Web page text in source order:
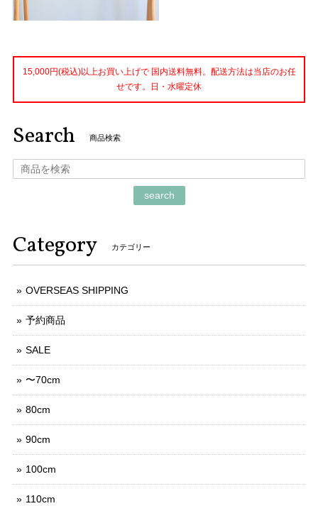
15,000円(税込)以上お買い上げで 国内送料無料。配送方法は当店のお任
せです。日・水曜定休
Search 商品検索
search
Category カテゴリー
OVERSEAS SHIPPING
予約商品
SALE
〜70cm
80cm
90cm
100cm
110cm